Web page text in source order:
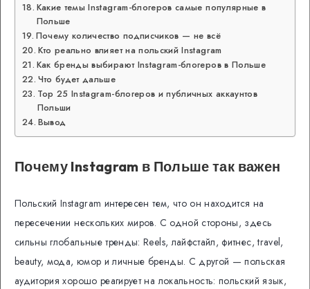
Какие темы Instagram-блогеров самые популярные в
Польше
Почему количество подписчиков — не всё
Кто реально влияет на польский Instagram
Как бренды выбирают Instagram-блогеров в Польше
Что будет дальше
Top 25 Instagram-блогеров и публичных аккаунтов
Польши
Вывод
Почему Instagram в Польше так важен
Польский Instagram интересен тем, что он находится на
пересечении нескольких миров. С одной стороны, здесь
сильны глобальные тренды: Reels, лайфстайл, фитнес, travel,
beauty, мода, юмор и личные бренды. С другой — польская
аудитория хорошо реагирует на локальность: польский язык,